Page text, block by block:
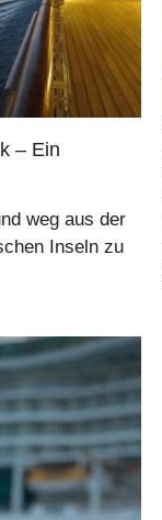
– Ein
weg aus der
Inseln zu